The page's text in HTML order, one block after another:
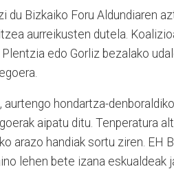
du Bizkaiko Foru Aldundiaren
aurreikusten dutela.
Plentzia edo Gorliz bezalako
aurtengo hondartza-
aipatu ditu. Tenperatura
arazo handiak sortu ziren. EH
lehen bete izana eskualdeak